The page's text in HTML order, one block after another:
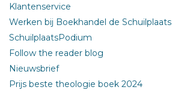
Klantenservice
Werken bij Boekhandel de Schuilplaats
SchuilplaatsPodium
Follow the reader blog
Nieuwsbrief
Prijs beste theologie boek 2024